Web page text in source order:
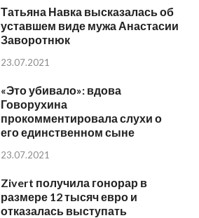
Татьяна Навка высказалась об
уставшем виде мужа Анастасии
Заворотнюк
23.07.2021
«Это убивало»: вдова
Говорухина
прокомментировала слухи о
его единственном сыне
23.07.2021
Zivert получила гонорар в
размере 12 тысяч евро и
отказалась выступать